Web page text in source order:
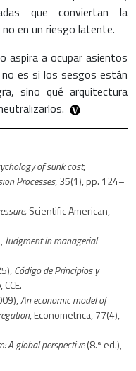
que conviertan la
en un riesgo latente.
aspira a ocupar asientos
es si los sesgos están
sino qué arquitectura
of sunk cost,
Processes, 35(1), pp. 124–
Scientific American,
Judgment in managerial
Código de Principios y
, CCE.
An economic model of
, Econometrica, 77(4),
A global perspective(8.ª ed.),